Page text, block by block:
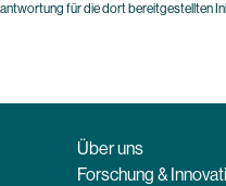
für die dort bereitgestellten
Über uns
Forschung &